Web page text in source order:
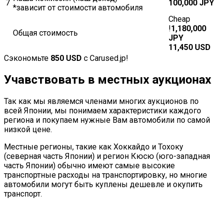
7
*зависит от стоимости автомобиля
100,000 JPY
Общая стоимость
Cheap
!1,180,000
JPY
11,450 USD
Сэкономьте 850 USD с Carused.jp!
Учавствовать в местных аукционах
Так как мы являемся членами многих аукционов по
всей Японии, мы понимаем характеристики каждого
региона и покупаем нужные Вам автомобили по самой
низкой цене.
Местные регионы, такие как Хоккайдо и Тохоку
(северная часть Японии) и регион Кюсю (юго-западная
часть Японии) обычно имеют самые высокие
транспортные расходы на транспортировку, но многие
автомобили могут быть куплены дешевле и окупить
транспорт.